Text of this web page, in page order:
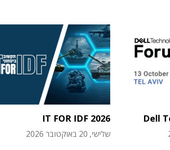
Dell
IT FOR IDF 2026
שלישי, 20 באוקטובר 2026